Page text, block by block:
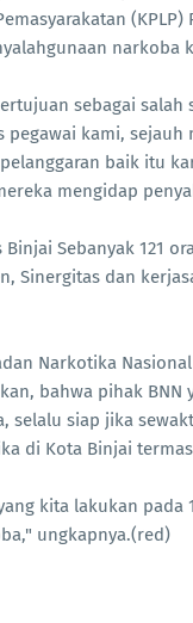
narkoba
sebagai
kami,
baik itu
mengidap
Binjai Sebanyak 121
Sinergitas dan
Narkotika
bahwa pihak
selalu siap jika
di Kota Binjai
kita lakukan pada
ungkapnya.(red)